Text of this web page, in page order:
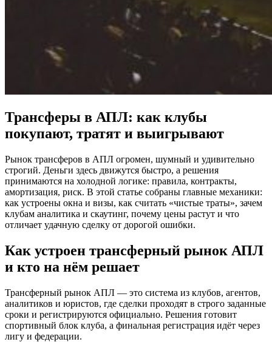
Трансферы в АПЛ: как клубы
покупают, тратят и выигрывают
Рынок трансферов в АПЛ огромен, шумный и удивительно
строгий. Деньги здесь движутся быстро, а решения
принимаются на холодной логике: правила, контракты,
амортизация, риск. В этой статье собраны главные механики:
как устроены окна и визы, как считать «чистые траты», зачем
клубам аналитика и скаутинг, почему цены растут и что
отличает удачную сделку от дорогой ошибки.
Как устроен трансферный рынок АПЛ
и кто на нём решает
Трансферный рынок АПЛ — это система из клубов, агентов,
аналитиков и юристов, где сделки проходят в строго заданные
сроки и регистрируются официально. Решения готовит
спортивный блок клуба, а финальная регистрация идёт через
лигу и федерации.